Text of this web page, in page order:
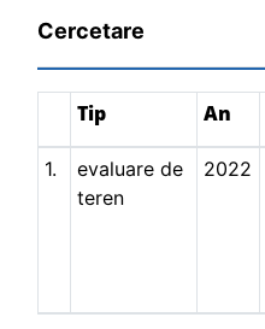
Cercetare
Tip An
1.
evaluare de
teren
2022